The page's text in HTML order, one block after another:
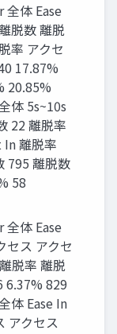
全体 Ease
脱数 離脱
率 アクセ
17.87%
20.85%
体 5s~10s
22 離脱率
In 離脱率
795 離脱数
58
全体 Ease
セス アクセ
脱率 離脱
6.37% 829
体 Ease In
アクセス